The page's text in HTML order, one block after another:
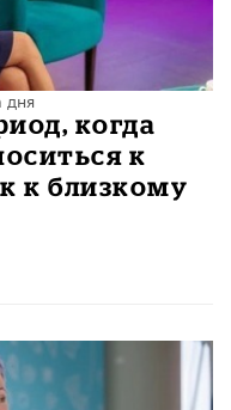
дня
когда
к
к близкому